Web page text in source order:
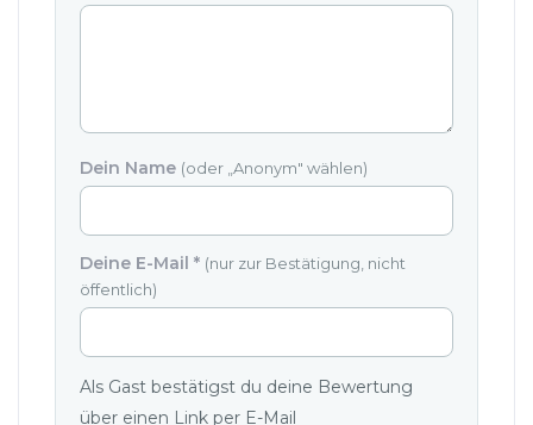
Dein Name (oder „Anonym" wählen)
Deine E-Mail* (nur zur Bestätigung, nicht
öffentlich)
Als Gast bestätigst du deine Bewertung
über einen Link per E-Mail